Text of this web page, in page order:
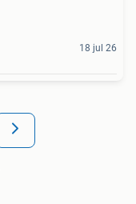
18 jul 26